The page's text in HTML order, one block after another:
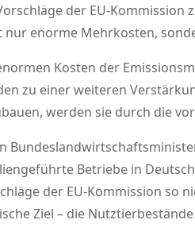
der EU-
nur enorme Mehrkosten,
Kosten der
zu einer weiteren
werden sie durch die
Betriebe in
der EU-Kommission so
Ziel – die